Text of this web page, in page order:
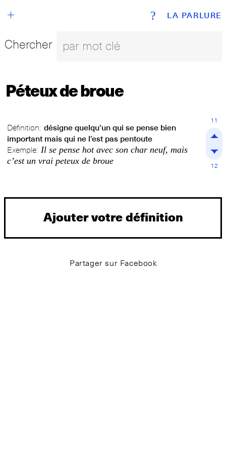
LA PARLURE
+ ?
Chercher
Péteux de broue
Définition: désigne quelqu’un qui se pense bien
important mais qui ne l’est pas pentoute
Exemple: Il se pense hot avec son char neuf, mais
c’est un vrai peteux de broue
11
12
Ajouter votre définition
Partager sur Facebook